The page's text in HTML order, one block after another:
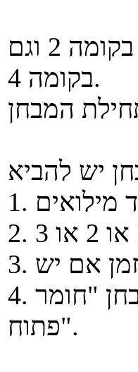
הודיעו לי כי הדלתות לבניין רבין תהיו פתוחות גם בקומה 2 וגם
בקומה 4.
4. ללא אישור על קבוצות 2 או 3 לא ניתן להיבחן במבחן "חומר
פתוח".